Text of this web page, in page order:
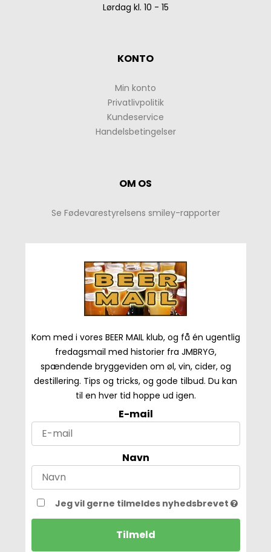
Lørdag kl. 10 - 15
KONTO
Min konto
Privatlivpolitik
Kundeservice
Handelsbetingelser
OM OS
Se Fødevarestyrelsens smiley-rapporter
Kom med i vores BEER MAIL klub, og få én ugentlig
fredagsmail med historier fra JMBRYG,
spændende bryggeviden om øl, vin, cider, og
destillering. Tips og tricks, og gode tilbud. Du kan
til en hver tid hoppe ud igen.
E-mail
Navn
Jeg vil gerne tilmeldes nyhedsbrevet
Tilmeld